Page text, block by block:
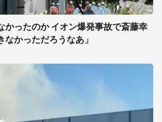
かったのか イオン爆発事故で斎藤幸
かっただろうなあ」